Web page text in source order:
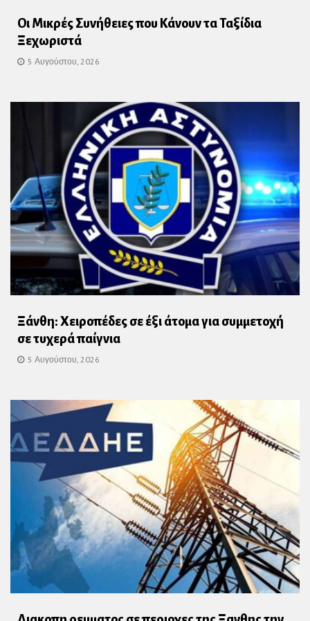
Οι Μικρές Συνήθειες που Κάνουν τα Ταξίδια
Ξεχωριστά
5 Αυγούστου, 2026
Ξάνθη: Χειροπέδες σε έξι άτομα για συμμετοχή
σε τυχερά παίγνια
5 Αυγούστου, 2026